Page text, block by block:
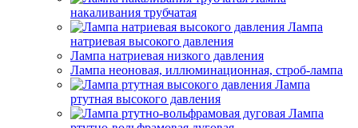
накаливания трубчатая
Лампа
натриевая высокого давления
Лампа натриевая низкого давления
Лампа неоновая, иллюминационная, строб-лампа
Лампа
ртутная высокого давления
Лампа